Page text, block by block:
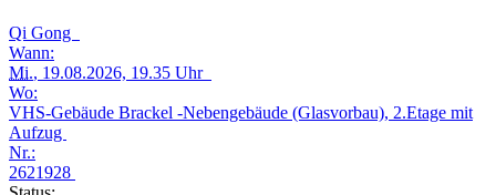
Qi Gong
Wann:
Mi., 19.08.2026, 19.35 Uhr
Wo:
VHS-Gebäude Brackel -Nebengebäude (Glasvorbau), 2.Etage mit
Aufzug
Nr.:
2621928